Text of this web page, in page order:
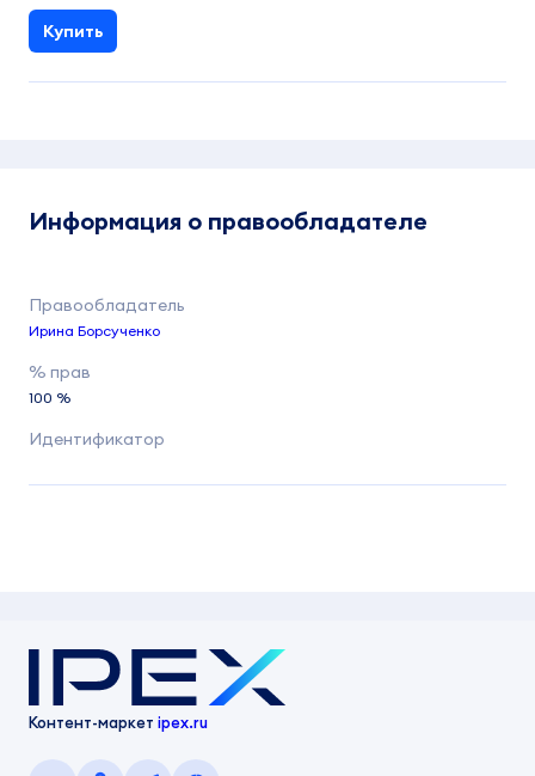
Купить
Информация о правообладателе
Ирина Борсученко
100 %
Контент-маркет ipex.ru